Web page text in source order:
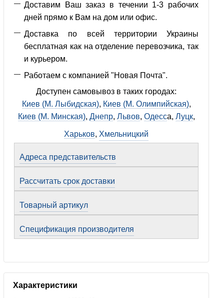
Доставим Ваш заказ в течении 1-3 рабочих
дней прямо к Вам на дом или офис.
Доставка по всей территории Украины
бесплатная как на отделение перевозчика, так
и курьером.
Работаем с компанией "Новая Почта".
Доступен самовывоз в таких городах:
Киев (М. Лыбидская), Киев (М. Олимпийская),
Киев (М. Минская), Днепр, Львов, Одесса, Луцк,
Харьков, Хмельницкий
Адреса представительств
Рассчитать срок доставки
Товарный артикул
Спецификация производителя
Характеристики